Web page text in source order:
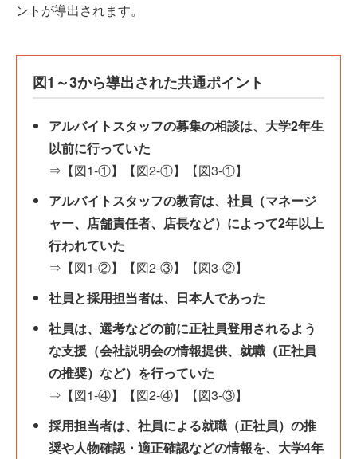
ントが導出されます。
図1～3から導出された共通ポイント
アルバイトスタッフの募集の相談は、大学2年生
以前に行っていた
⇒【図1-①】【図2-①】【図3-①】
アルバイトスタッフの教育は、社員（マネージ
ャー、店舗責任者、店長など）によって2年以上
行われていた
⇒【図1-②】【図2-③】【図3-②】
社員と採用担当者は、日本人であった
社員は、選考などの前に正社員登用されるよう
な支援（会社説明会の情報提供、就職（正社員
の推奨）など）を行っていた
⇒【図1-④】【図2-④】【図3-③】
採用担当者は、社員による就職（正社員）の推
奨や人物確認・適正確認などの情報を、大学4年